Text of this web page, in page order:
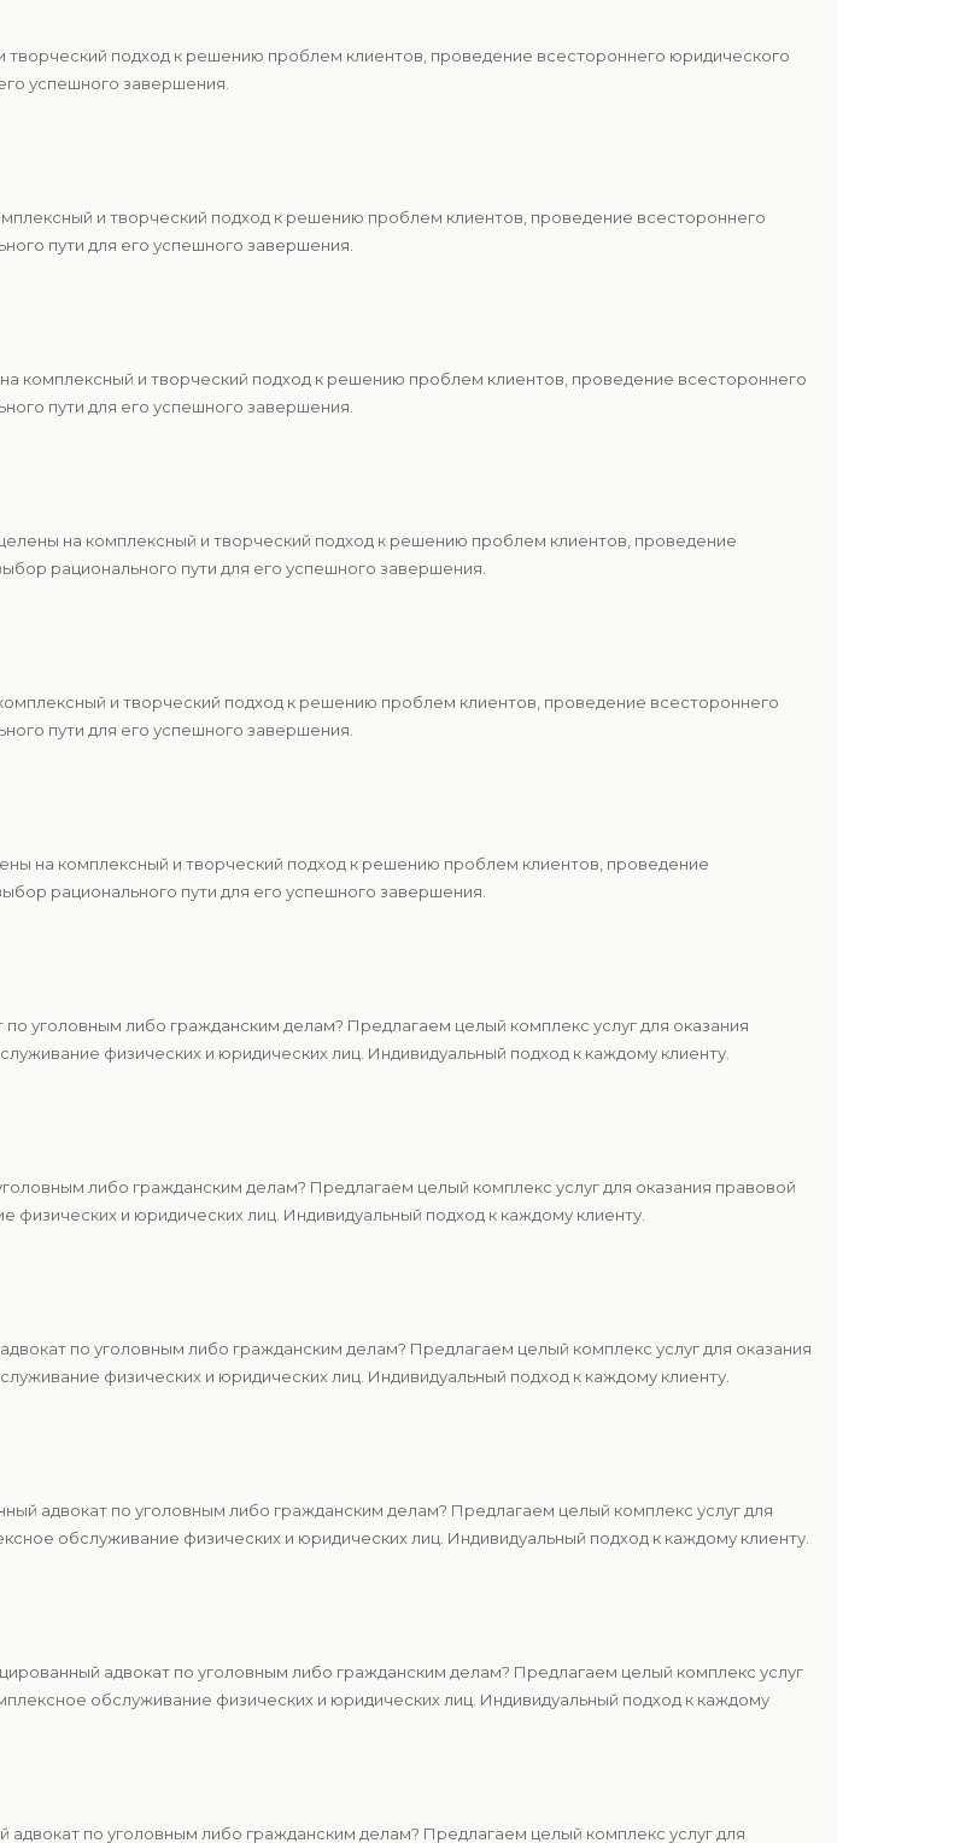
подход к решению проблем клиентов, проведение всестороннего юридического
успешного завершения.
и творческий подход к решению проблем клиентов, проведение всестороннего
пути для его успешного завершения.
комплексный и творческий подход к решению проблем клиентов, проведение всестороннего
пути для его успешного завершения.
на комплексный и творческий подход к решению проблем клиентов, проведение
рационального пути для его успешного завершения.
и творческий подход к решению проблем клиентов, проведение всестороннего
пути для его успешного завершения.
на комплексный и творческий подход к решению проблем клиентов, проведение
рационального пути для его успешного завершения.
уголовным либо гражданским делам? Предлагаем целый комплекс услуг для оказания
физических и юридических лиц. Индивидуальный подход к каждому клиенту.
либо гражданским делам? Предлагаем целый комплекс услуг для оказания правовой
и юридических лиц. Индивидуальный подход к каждому клиенту.
по уголовным либо гражданским делам? Предлагаем целый комплекс услуг для оказания
физических и юридических лиц. Индивидуальный подход к каждому клиенту.
адвокат по уголовным либо гражданским делам? Предлагаем целый комплекс услуг для
обслуживание физических и юридических лиц. Индивидуальный подход к каждому клиенту.
адвокат по уголовным либо гражданским делам? Предлагаем целый комплекс услуг
обслуживание физических и юридических лиц. Индивидуальный подход к каждому
по уголовным либо гражданским делам? Предлагаем целый комплекс услуг для